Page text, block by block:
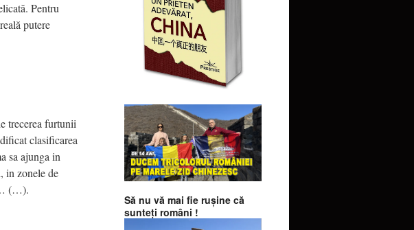
Pentru
putere
trecerea furtunii
clasificarea
sa ajunga in
in zonele de
… (…).
Să nu vă mai fie ruşine că
sunteţi români !